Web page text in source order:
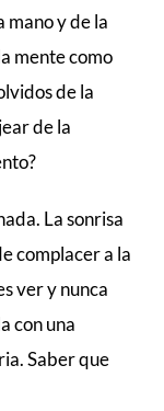
mano y de la
mente como
de la
de la
La sonrisa
complacer a la
ver y nunca
con una
Saber que